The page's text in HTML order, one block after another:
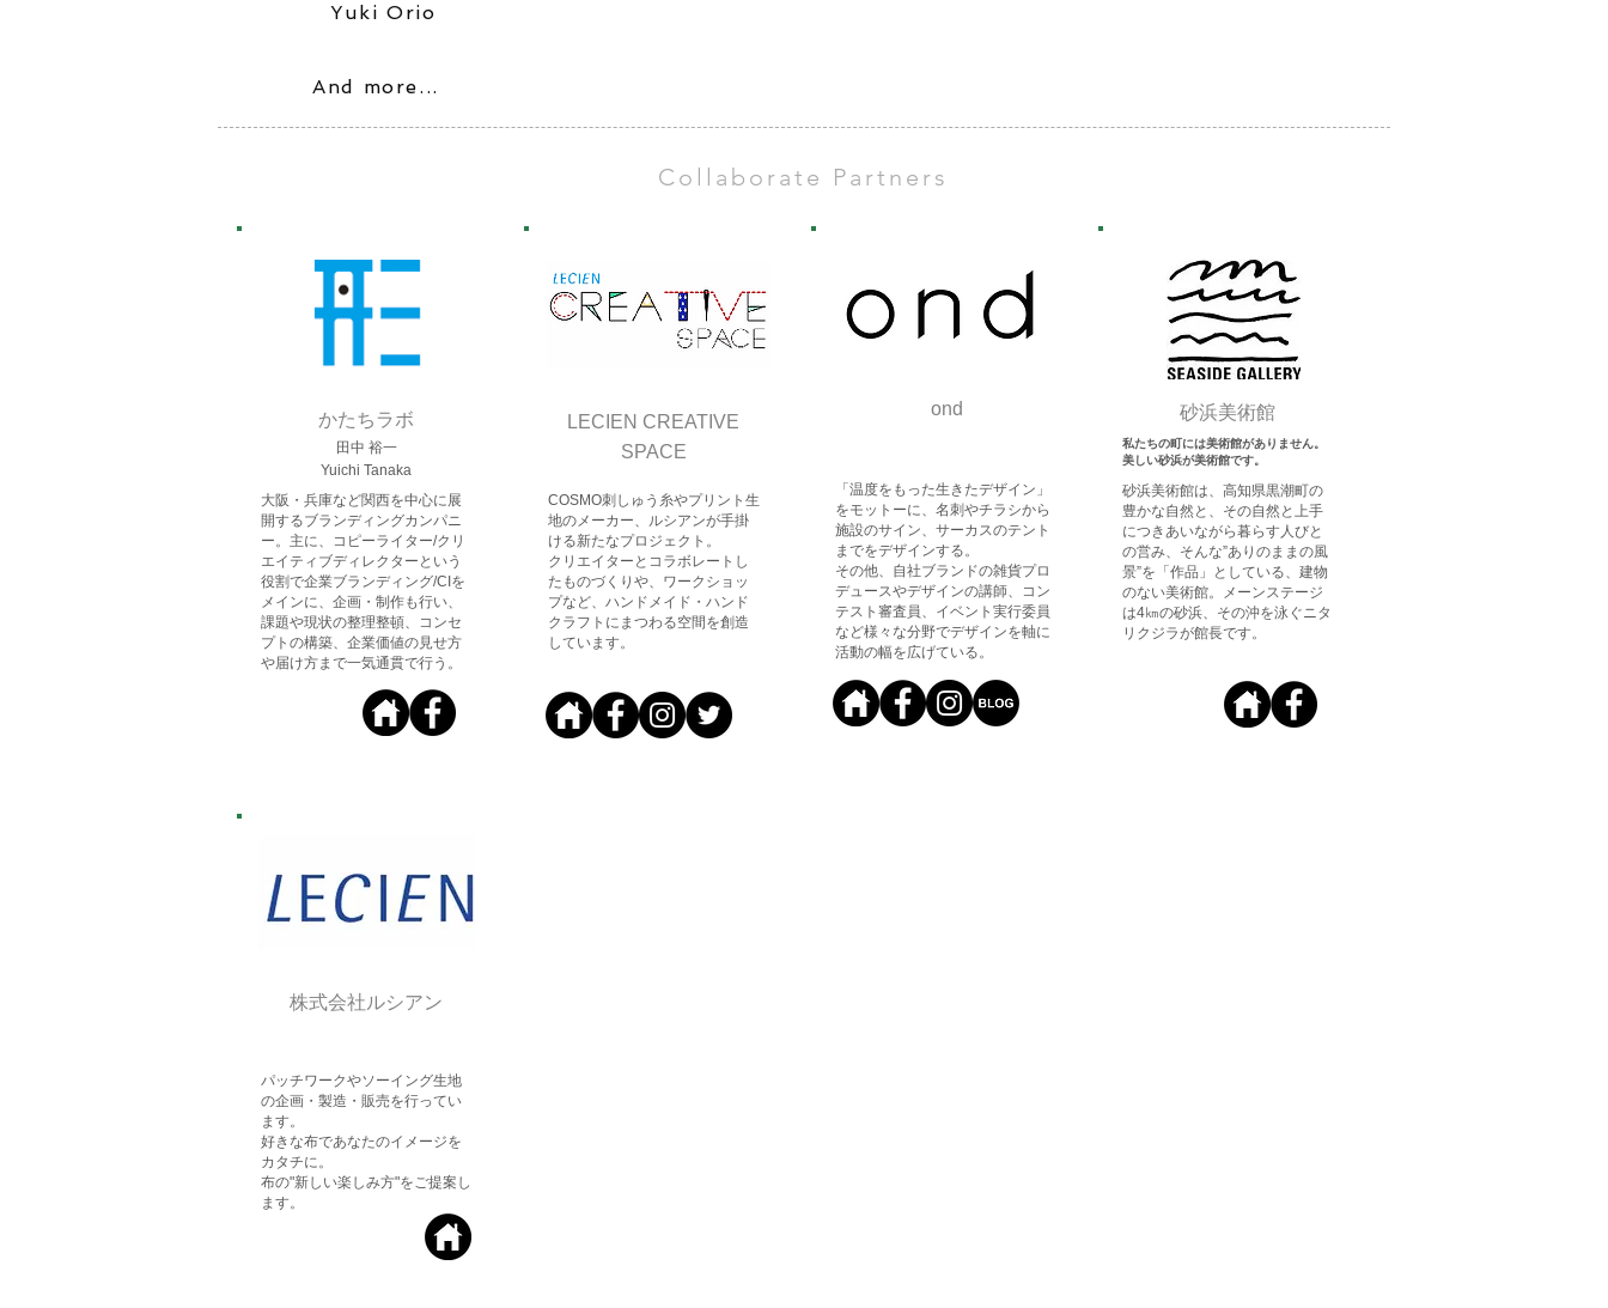
Yuki Orio
And more...
Collaborate Partners
かたちラボ
田中 裕一
Yuichi Tanaka
大阪・兵庫など関西を中心に展
開するブランディングカンパニ
ー。主に、コピーライター/クリ
エイティブディレクターという
役割で企業ブランディング/CIを
メインに、企画・制作も行い、
課題や現状の整理整頓、コンセ
プトの構築、企業価値の見せ方
や届け方まで一気通貫で行う。
​LECIEN CREATIVE
SPACE
COSMO刺しゅう糸やプリント生
地のメーカー、ルシアンが手掛
ける新たなプロジェクト。
クリエイターとコラボレートし
たものづくりや、ワークショッ
プなど、ハンドメイド・ハンド
クラフトにまつわる空間を創造
しています。
ond
「温度をもった生きたデザイン」
をモットーに、名刺やチラシから
施設のサイン、サーカスのテント
までをデザインする。
その他、自社ブランドの雑貨プロ
デュースやデザインの講師、コン
テスト審査員、イベント実行委員
など様々な分野でデザインを軸に
活動の幅を広げている。
​砂浜美術館
私たちの町には美術館がありません。
美しい砂浜が美術館です。
砂浜美術館は、高知県黒潮町の
豊かな自然と、その自然と上手
につきあいながら暮らす人びと
の営み、そんな”ありのままの風
景”を「作品」としている、建物
のない美術館。メーンステージ
は4㎞の砂浜、その沖を泳ぐニタ
リクジラが館長です。
​株式会社ルシアン
パッチワークやソーイング生地
の企画・製造・販売を行ってい
ます。
好きな布であなたのイメージを
カタチに。
​布の"新しい楽しみ方"をご提案し
ます。